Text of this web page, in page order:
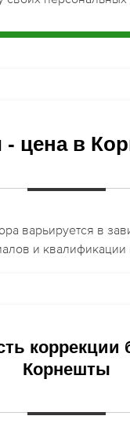
- цена в
варьируется в
и квалификации
коррекции
Корнешты